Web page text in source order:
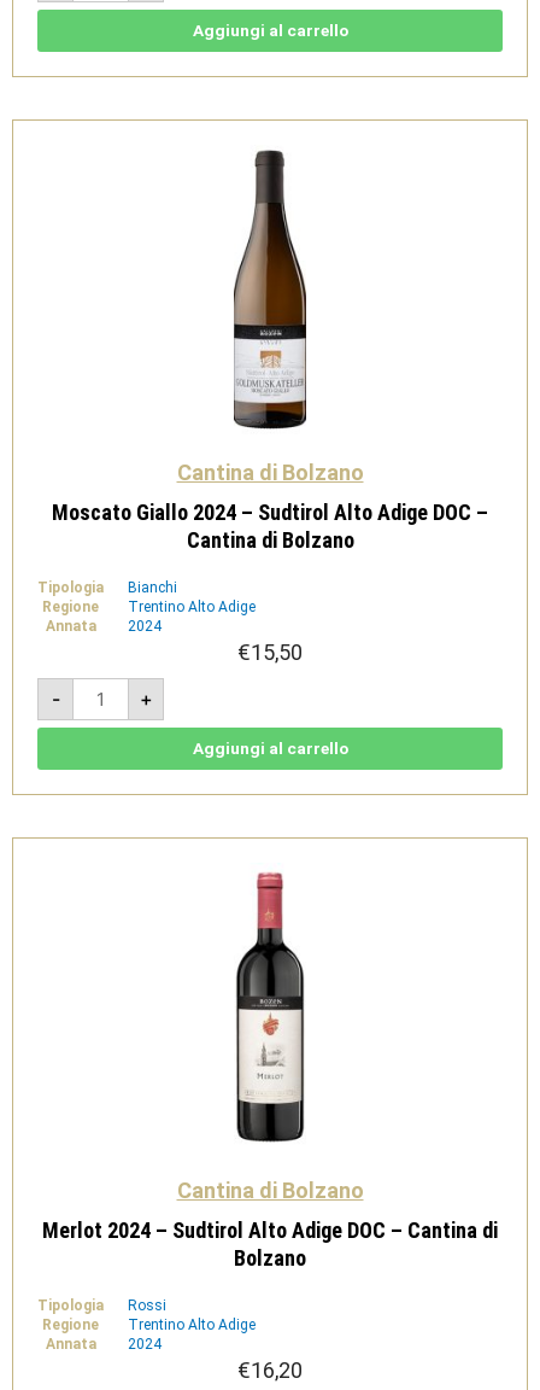
-
DOC
di
Aggiungi al carrello
Cantina di Bolzano
Moscato Giallo 2024 – Sudtirol Alto Adige DOC –
Cantina di Bolzano
Tipologia
Bianchi
Regione
Trentino Alto Adige
Annata
2024
€15,50
-
Moscato
Giallo
2024
-
DOC
di
+
Aggiungi al carrello
Cantina di Bolzano
Merlot 2024 – Sudtirol Alto Adige DOC – Cantina di
Bolzano
Tipologia
Rossi
Regione
Trentino Alto Adige
Annata
2024
€16,20